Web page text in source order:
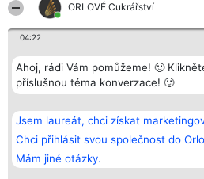
ORLOVÉ Cukrářství
04:22
Ahoj, rádi Vám pomůžeme! 🙂
příslušnou téma konverzace! 🙂
Jsem laureát, chci získat
Chci přihlásit svou společnost do
Mám jiné otázky.
Bright Side Solutions sp. z o.
o. sp. k.
ul. Ruska 22
Wrocław 50-079
KRS 0000749100 | Regon
381313360 | NIP 8943132676
Vítězové
Seznam
laureátů
Zásady
Zásady